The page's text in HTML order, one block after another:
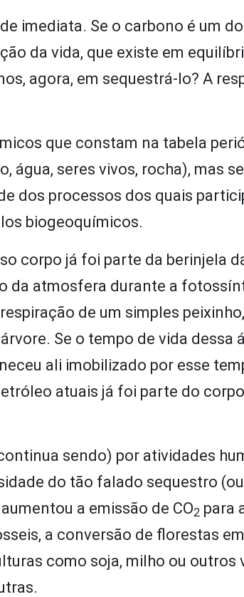
imediata. Se o carbono é um
da vida, que existe em
agora, em sequestrá-lo? A
que constam na tabela
água, seres vivos, rocha), mas
dos processos dos quais
biogeoquímicos.
corpo já foi parte da berinjela
da atmosfera durante a
de um simples
Se o tempo de vida dessa
ali imobilizado por esse
atuais já foi parte do
sendo) por atividades
do tão falado sequestro
a emissão de CO2 para
a conversão de florestas
como soja, milho ou outros